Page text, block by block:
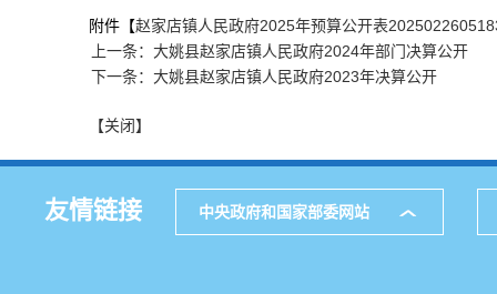
附件【赵家店镇人民政府2025年预算公开表
上一条：大姚县赵家店镇人民政府2024年部门决算公开
下一条：大姚县赵家店镇人民政府2023年决算公开
【关闭】
友情链接 中央政府和国家部委网站